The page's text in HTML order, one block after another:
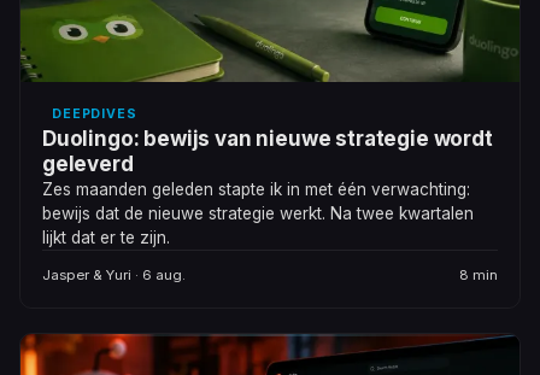
DEEPDIVES
Duolingo: bewijs van nieuwe strategie wordt
geleverd
Zes maanden geleden stapte ik in met één verwachting:
bewijs dat de nieuwe strategie werkt. Na twee kwartalen
lijkt dat er te zijn.
Jasper & Yuri · 6 aug. 8 min